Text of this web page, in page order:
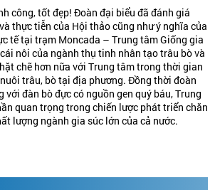
công, tốt đẹp! Đoàn đại biểu đã đánh giá
thực tiễn của Hội thảo cũng như ý nghĩa của
tế tại trạm Moncada – Trung tâm Giống gia
nôi của ngành thụ tinh nhân tạo trâu bò và
chẽ hơn nữa với Trung tâm trong thời gian
trâu, bò tại địa phương. Đồng thời đoàn
đàn bò đực có nguồn gen quý báu, Trung
quan trọng trong chiến lược phát triển chăn
lượng ngành gia súc lớn của cả nước.